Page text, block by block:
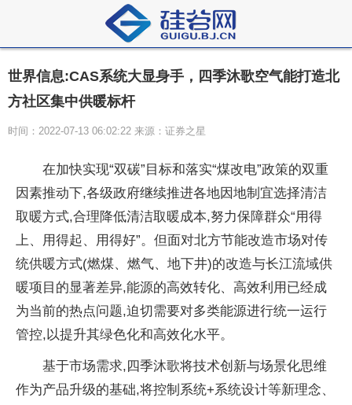
世界信息:CAS系统大显身手，四季沐歌空气能打造北
方社区集中供暖标杆
时间：2022-07-13 06:02:22 来源：证券之星
在加快实现“双碳”目标和落实“煤改电”政策的双重
因素推动下,各级政府继续推进各地因地制宜选择清洁
取暖方式,合理降低清洁取暖成本,努力保障群众“用得
上、用得起、用得好”。但面对北方节能改造市场对传
统供暖方式(燃煤、燃气、地下井)的改造与长江流域供
暖项目的显著差异,能源的高效转化、高效利用已经成
为当前的热点问题,迫切需要对多类能源进行统一运行
管控,以提升其绿色化和高效化水平。
基于市场需求,四季沐歌将技术创新与场景化思维
作为产品升级的基础,将控制系统+系统设计等新理念、